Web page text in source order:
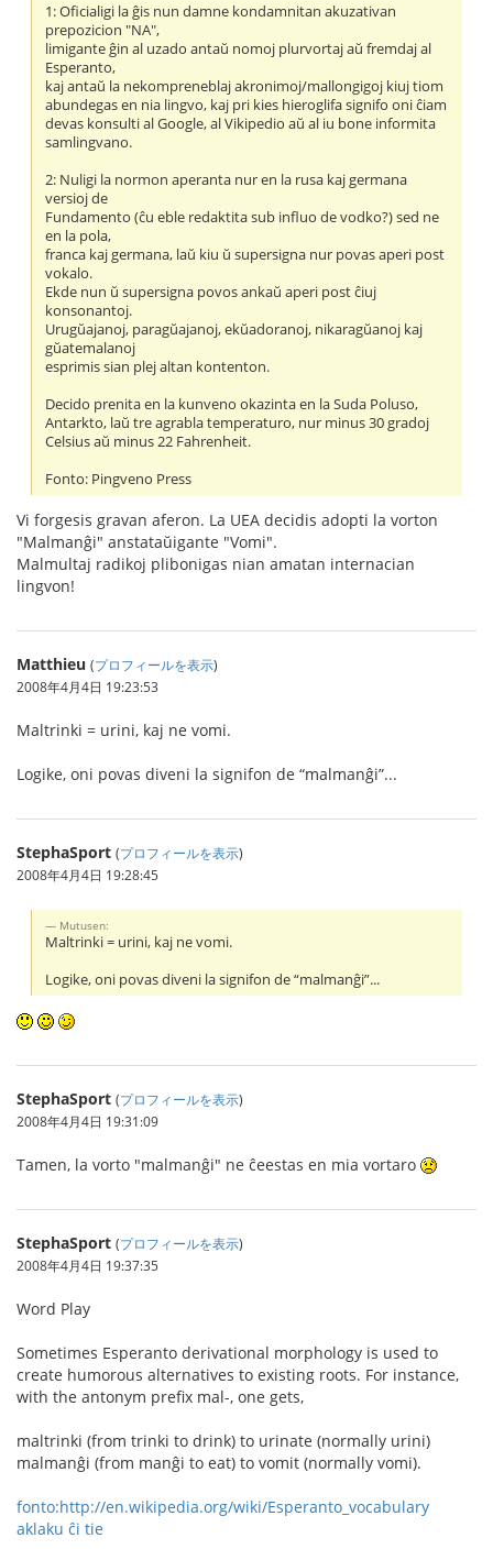
1: Oficialigi la ĝis nun damne kondamnitan akuzativan
prepozicion "NA",
limigante ĝin al uzado antaŭ nomoj plurvortaj aŭ fremdaj al
Esperanto,
kaj antaŭ la nekompreneblaj akronimoj/mallongigoj kiuj tiom
abundegas en nia lingvo, kaj pri kies hieroglifa signifo oni ĉiam
devas konsulti al Google, al Vikipedio aŭ al iu bone informita
samlingvano.
2: Nuligi la normon aperanta nur en la rusa kaj germana
versioj de
Fundamento (ĉu eble redaktita sub influo de vodko?) sed ne
en la pola,
franca kaj germana, laŭ kiu ŭ supersigna nur povas aperi post
vokalo.
Ekde nun ŭ supersigna povos ankaŭ aperi post ĉiuj
konsonantoj.
Urugŭajanoj, paragŭajanoj, ekŭadoranoj, nikaragŭanoj kaj
gŭatemalanoj
esprimis sian plej altan kontenton.
Decido prenita en la kunveno okazinta en la Suda Poluso,
Antarkto, laŭ tre agrabla temperaturo, nur minus 30 gradoj
Celsius aŭ minus 22 Fahrenheit.
Fonto: Pingveno Press
Vi forgesis gravan aferon. La UEA decidis adopti la vorton
"Malmanĝi" anstataŭigante "Vomi".
Malmultaj radikoj plibonigas nian amatan internacian
lingvon!
Matthieu (プロフィールを表示)
2008年4月4日 19:23:53
Maltrinki = urini, kaj ne vomi.
Logike, oni povas diveni la signifon de “malmanĝi”...
StephaSport (プロフィールを表示)
2008年4月4日 19:28:45
Mutusen:
Maltrinki = urini, kaj ne vomi.
Logike, oni povas diveni la signifon de “malmanĝi”...
StephaSport (プロフィールを表示)
2008年4月4日 19:31:09
Tamen, la vorto "malmanĝi" ne ĉeestas en mia vortaro
StephaSport (プロフィールを表示)
2008年4月4日 19:37:35
Word Play
Sometimes Esperanto derivational morphology is used to
create humorous alternatives to existing roots. For instance,
with the antonym prefix mal-, one gets,
maltrinki (from trinki to drink) to urinate (normally urini)
malmanĝi (from manĝi to eat) to vomit (normally vomi).
fonto:http://en.wikipedia.org/wiki/Esperanto_vocabulary
aklaku ĉi tie